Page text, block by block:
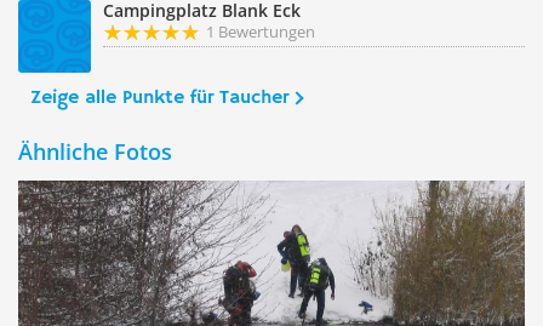
Campingplatz Blank Eck
1 Bewertungen
Zeige alle Punkte für Taucher
Ähnliche Fotos